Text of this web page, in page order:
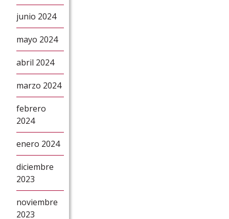
junio 2024
mayo 2024
abril 2024
marzo 2024
febrero
2024
enero 2024
diciembre
2023
noviembre
2023